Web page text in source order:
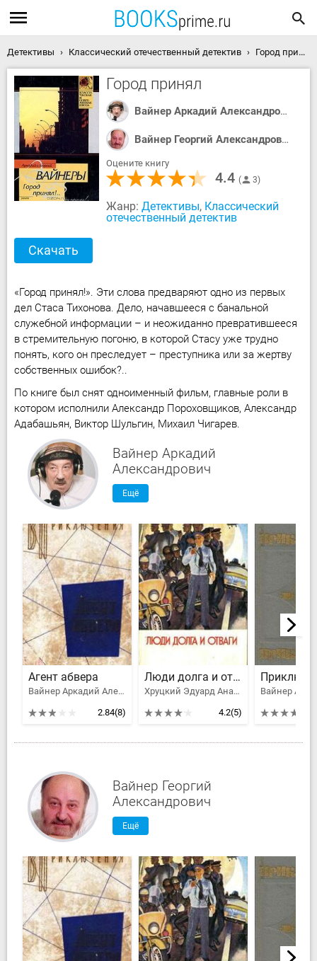
Детективы Классический отечественный детектив Город принял скачать книгу
Город принял
Вайнер Аркадий Александрович
Вайнер Георгий Александрович
Оцените книгу
4.4 3
Жанр: Детективы, Классический
отечественный детектив
Скачать
«Город принял!». Эти слова предваряют одно из первых
дел Стаса Тихонова. Дело, начавшееся с банальной
служебной информации – и неожиданно превратившееся
в стремительную погоню, в которой Стасу уже трудно
понять, кого он преследует – преступника или за жертву
собственных ошибок?..
По книге был снят одноименный фильм, главные роли в
котором исполнили Александр Пороховщиков, Александр
Адабашьян, Виктор Шульгин, Михаил Чигарев.
Вайнер Аркадий
Александрович
Ещё
Агент абвера
Вайнер Аркадий Александрович, Вайнер Георгий Александрович, Зубов Алексей Николаевич, Суслов Л., Леров Леонид Моисеевич, Владимиров В. В., Сергеев Андрей Яковлевич
2.84(8)
Люди долга и отваги. Книга первая
Хруцкий Эдуард Анатольевич, Вайнер Аркадий Александрович, Вайнер Георгий Александрович, Рождественский Роберт Иванович, Семенов Юлиан Семенович, Нилин Павел Филиппович, Липатов Виль Владимирович, Скорин Игорь Дмитриевич, Соколов Борис Вадимович, Киселев Владимир Леонтьевич, Ардаматский Василий Иванович, Безуглов Анатолий Алексеевич, Кузнецов Александр Александрович, Лысенко Николай, Пронин Виктор Алексеевич, Матусовский Михаил Львович, Беляев Владимир Павлович, Кошечкин Григорий, Сгибнев Александр Андреевич, Ефимов Алексей Иванович, Саввин Александр Николаевич, Литвин Герман Иосифович, Денисов Валерий Викторович, Баблюк Борис Тимофеевич, Асуев Шарип Исаевич, Исхизов Михаил Давыдович, Тагунов Олег Аскольдович, Арясов Игорь Евгеньевич, Артамонов Ростислав Александрович
4.2(5)
Вайнер Георгий
Александрович
Ещё